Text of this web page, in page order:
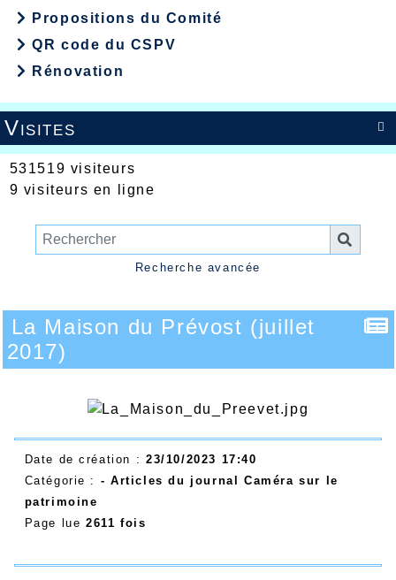
Propositions du Comité
QR code du CSPV
Rénovation

Visites
531519 visiteurs
9 visiteurs en ligne
Recherche avancée
La Maison du Prévost (juillet
2017)
Date de création : 23/10/2023 17:40
Catégorie : - Articles du journal Caméra sur le
patrimoine
Page lue 2611 fois